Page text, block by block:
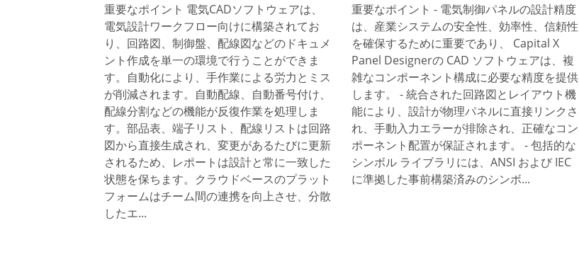
重要なポイント 電気CADソフトウェアは、
電気設計ワークフロー向けに構築されてお
り、回路図、制御盤、配線図などのドキュメ
ント作成を単一の環境で行うことができま
す。自動化により、手作業による労力とミス
が削減されます。自動配線、自動番号付け、
配線分割などの機能が反復作業を処理しま
す。部品表、端子リスト、配線リストは回路
図から直接生成され、変更があるたびに更新
されるため、レポートは設計と常に一致した
状態を保ちます。クラウドベースのプラット
フォームはチーム間の連携を向上させ、分散
したエ...
重要なポイント - 電気制御パネルの設計精度
は、産業システムの安全性、効率性、信頼性
を確保するために重要であり、 Capital X
Panel Designerの CAD ソフトウェアは、複
雑なコンポーネント構成に必要な精度を提供
します。 - 統合された回路図とレイアウト機
能により、設計が物理パネルに直接リンクさ
れ、手動入力エラーが排除され、正確なコン
ポーネント配置が保証されます。 - 包括的な
シンボル ライブラリには、ANSI および IEC
に準拠した事前構築済みのシンボ...